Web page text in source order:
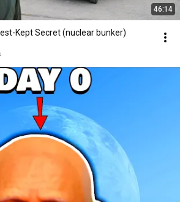
46:14
Kept Secret (nuclear bunker)